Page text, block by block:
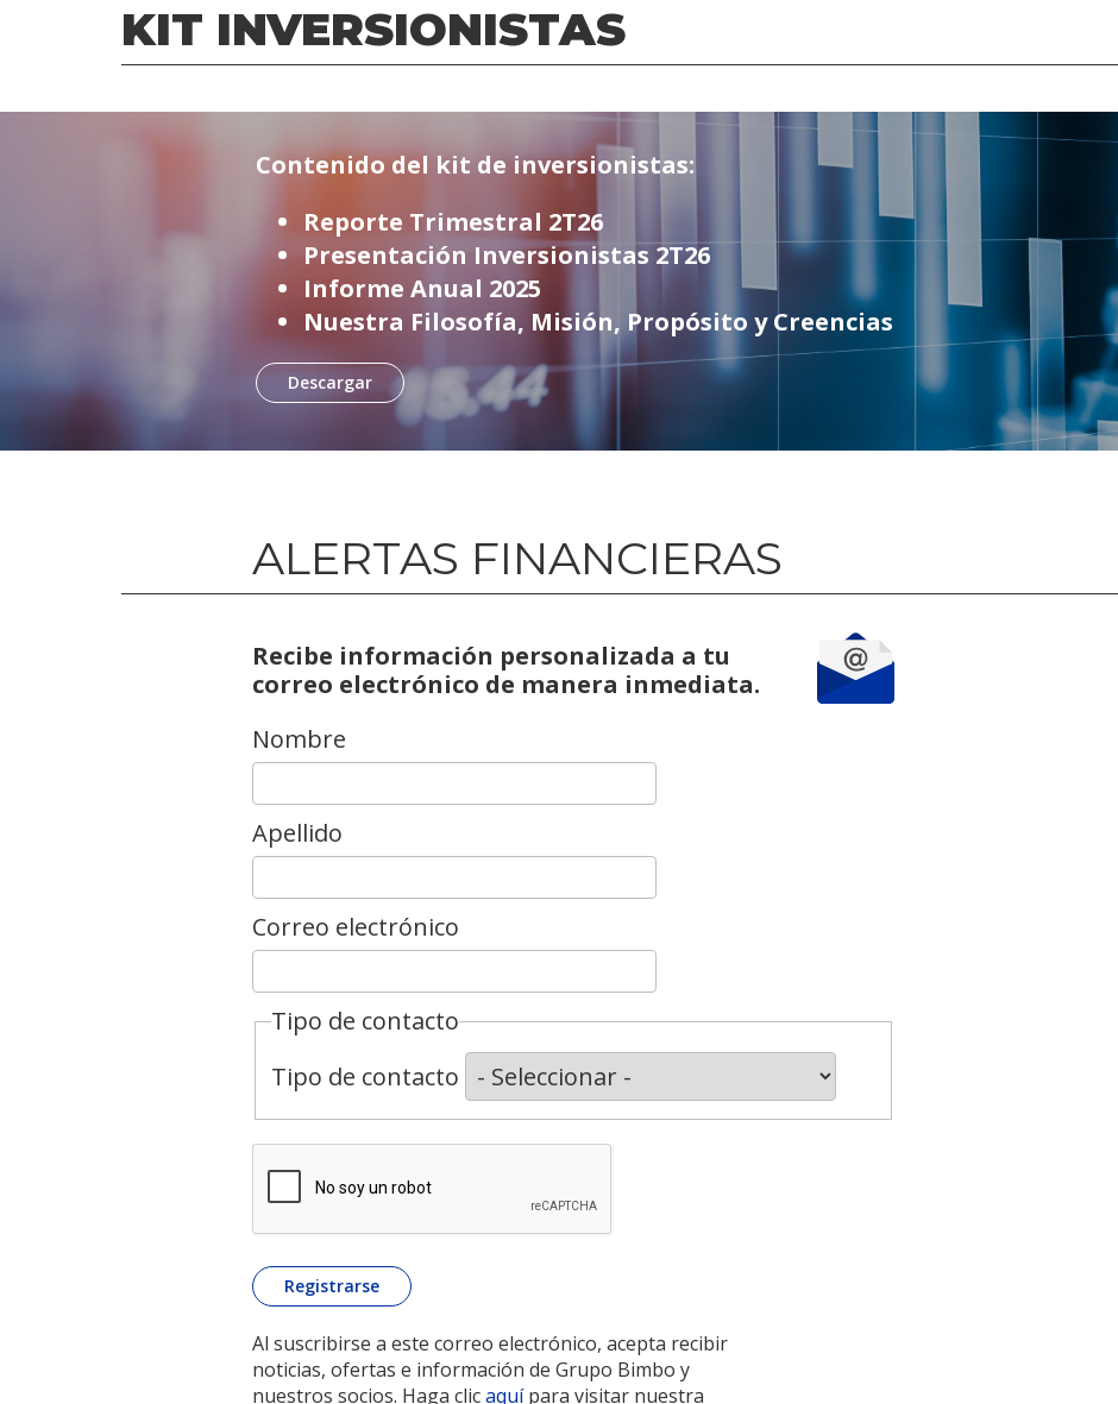
KIT INVERSIONISTAS
Contenido del kit de inversionistas:
Reporte Trimestral 2T26
Presentación Inversionistas 2T26
Informe Anual 2025
Nuestra Filosofía, Misión, Propósito y Creencias
Descargar
ALERTAS FINANCIERAS
Recibe información personalizada a tu
correo electrónico de manera inmediata.
Nombre
Apellido
Correo electrónico
Tipo de contacto
Tipo de contacto
Al suscribirse a este correo electrónico, acepta recibir
noticias, ofertas e información de Grupo Bimbo y
nuestros socios. Haga clicaquípara visitar nuestra